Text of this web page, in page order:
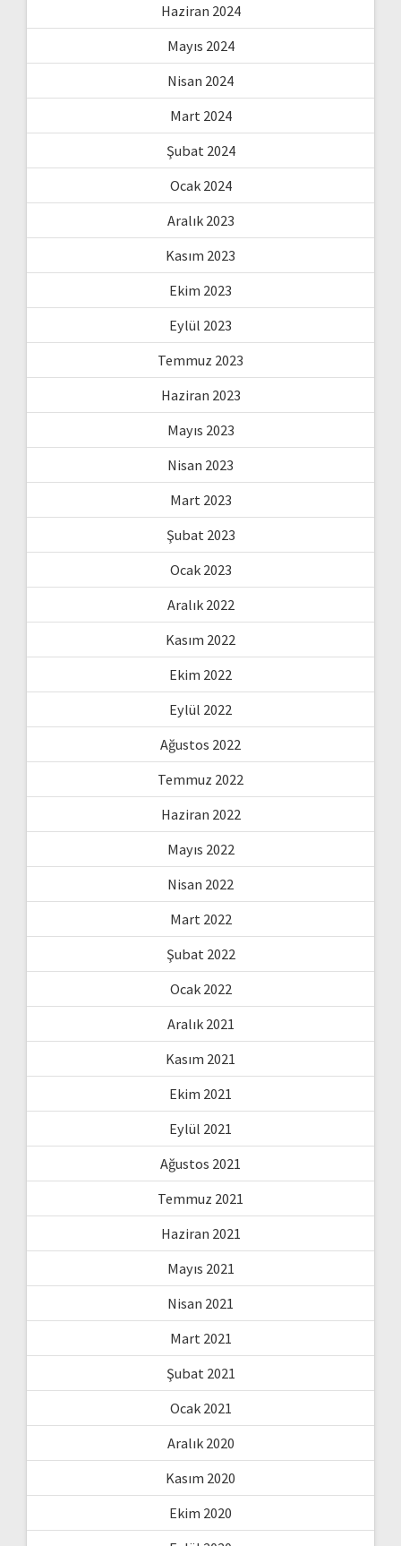
Haziran 2024
Mayıs 2024
Nisan 2024
Mart 2024
Şubat 2024
Ocak 2024
Aralık 2023
Kasım 2023
Ekim 2023
Eylül 2023
Temmuz 2023
Haziran 2023
Mayıs 2023
Nisan 2023
Mart 2023
Şubat 2023
Ocak 2023
Aralık 2022
Kasım 2022
Ekim 2022
Eylül 2022
Ağustos 2022
Temmuz 2022
Haziran 2022
Mayıs 2022
Nisan 2022
Mart 2022
Şubat 2022
Ocak 2022
Aralık 2021
Kasım 2021
Ekim 2021
Eylül 2021
Ağustos 2021
Temmuz 2021
Haziran 2021
Mayıs 2021
Nisan 2021
Mart 2021
Şubat 2021
Ocak 2021
Aralık 2020
Kasım 2020
Ekim 2020